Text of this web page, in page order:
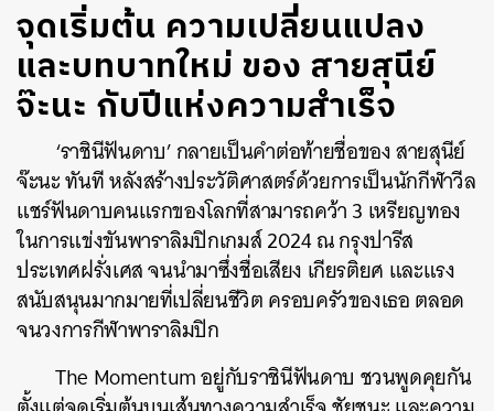
จุดเริ่มต้น ความเปลี่ยนแปลง
และบทบาทใหม่ ของ สายสุนีย์
จ๊ะนะ กับปีแห่งความสำเร็จ
‘ราชินีฟันดาบ’ กลายเป็นคำต่อท้ายชื่อของ สายสุนีย์
จ๊ะนะ ทันที หลังสร้างประวัติศาสตร์ด้วยการเป็นนักกีฬาวีล
แชร์ฟันดาบคนแรกของโลกที่สามารถคว้า 3 เหรียญทอง
ในการแข่งขันพาราลิมปิกเกมส์ 2024 ณ กรุงปารีส
ประเทศฝรั่งเศส จนนำมาซึ่งชื่อเสียง เกียรติยศ และแรง
สนับสนุนมากมายที่เปลี่ยนชีวิต ครอบครัวของเธอ ตลอด
จนวงการกีฬาพาราลิมปิก
The Momentum อยู่กับราชินีฟันดาบ ชวนพูดคุยกัน